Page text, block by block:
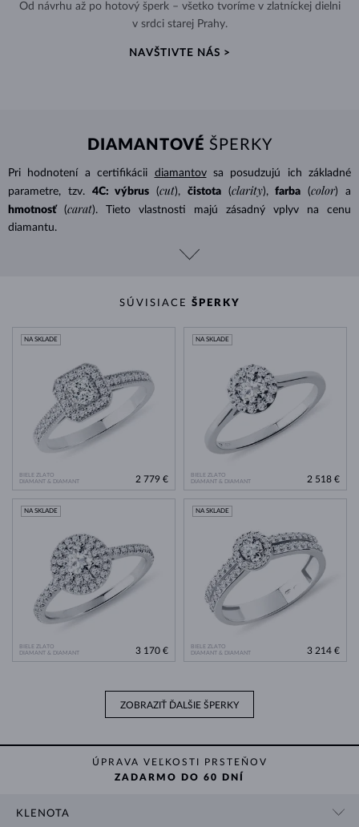
Od návrhu až po hotový šperk – všetko tvoríme v zlatníckej dielni
v srdci starej Prahy.
NAVŠTIVTE NÁS >
DIAMANTOVÉ ŠPERKY
Pri hodnotení a certifikácii diamantovsa posudzujú ich základné
parametre, tzv.
4C: výbrus (cut), čistota (clarity), farba (color) a
hmotnosť
(carat). Tieto vlastnosti majú zásadný vplyv na cenu
diamantu.
SÚVISIACE ŠPERKY
BIELE ZLATO
DIAMANT & DIAMANT
NA SKLADE
2 779 €
BIELE ZLATO
DIAMANT & DIAMANT
NA SKLADE
2 518 €
BIELE ZLATO
DIAMANT & DIAMANT
NA SKLADE
3 170 €
BIELE ZLATO
DIAMANT & DIAMANT
NA SKLADE
3 214 €
ZOBRAZIŤ ĎALŠIE ŠPERKY
ÚPRAVA VEĽKOSTI PRSTEŇOV
ZADARMO DO 60 DNÍ
KLENOTA